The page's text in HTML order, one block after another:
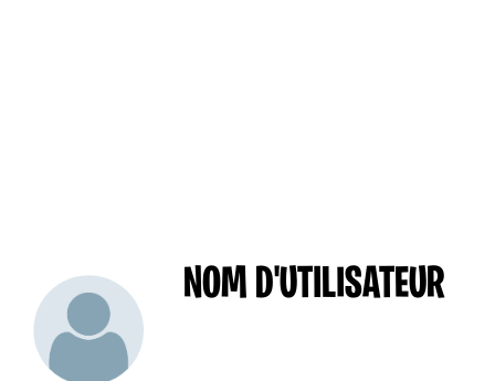
NOM D'UTILISATEUR